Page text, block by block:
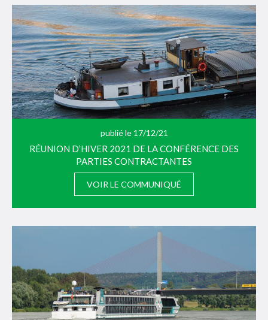
publié le 17/12/21
RÉUNION D’HIVER 2021 DE LA CONFÉRENCE DES
PARTIES CONTRACTANTES
VOIR LE COMMUNIQUÉ